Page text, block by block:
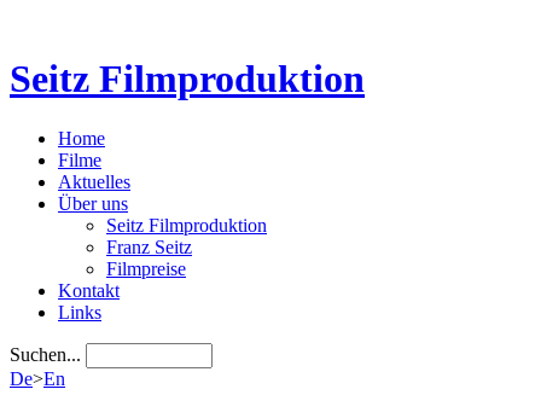
Seitz Filmproduktion
Home
Filme
Aktuelles
Über uns
Seitz Filmproduktion
Franz Seitz
Filmpreise
Kontakt
Links
Suchen...
De>En